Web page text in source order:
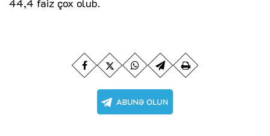
44,4 faiz çox olub.